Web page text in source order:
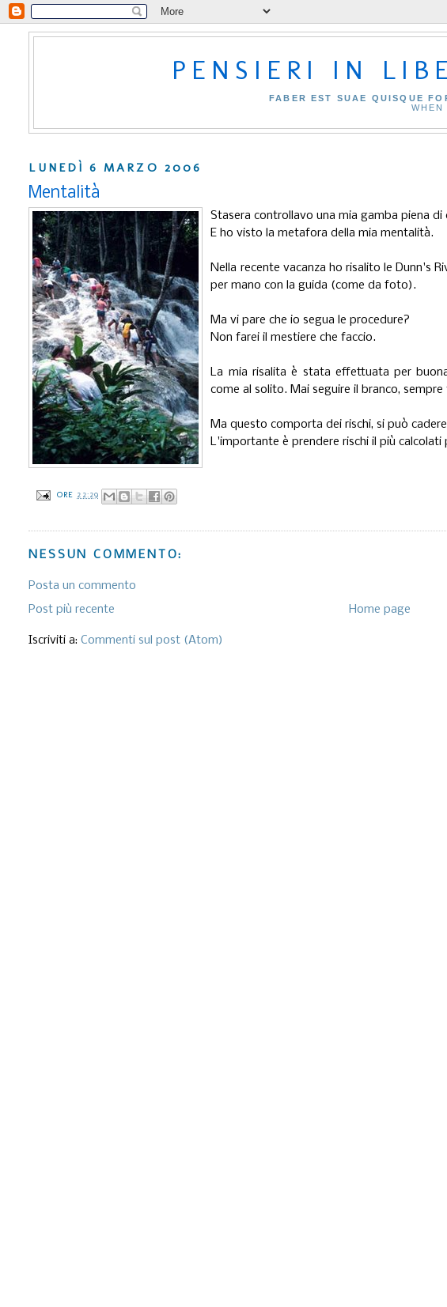
PENSIERI IN
FABER EST SUAE QUISQUE
LUNEDÌ 6 MARZO 2006
Mentalità
Stasera controllavo una mia gamba piena di
E ho visto la metafora della mia mentalità.
Nella recente vacanza ho risalito le Dunn's
per mano con la guida (come da foto).
Ma vi pare che io segua le procedure?
Non farei il mestiere che faccio.
La mia risalita è stata effettuata per
come al solito. Mai seguire il branco,
Ma questo comporta dei rischi, si può
L'importante è prendere rischi il più calcolati
ORE 22:29
NESSUN COMMENTO:
Posta un commento
Post più recente
Home page
Iscriviti a:Commenti sul post (Atom)